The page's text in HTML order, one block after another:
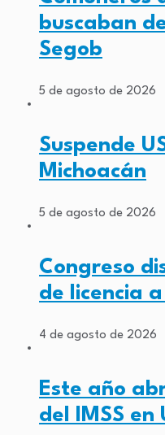
buscaban
Segob
5 de agosto de 2026
Suspende
Michoacán
5 de agosto de 2026
Congreso
de licencia
4 de agosto de 2026
Este año
del IMSS